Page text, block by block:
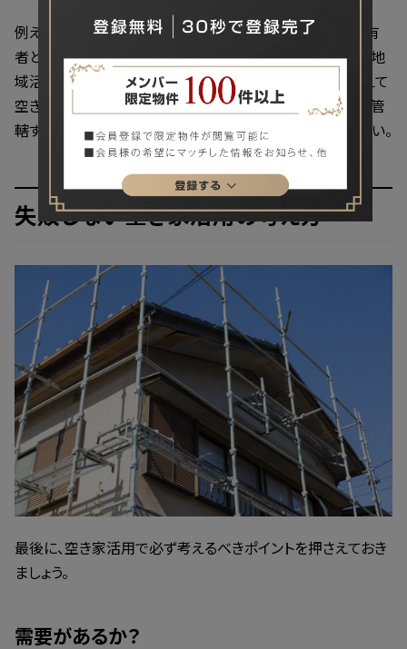
例えば東京都港区の「空家等利活用事業」は、空き家の所有
者と利用者をマッチングし、改修費用を補助する制度です。地
域活性化など建物の利用目的は限られますが、費用を抑えて
空き家を有効活用できるのは魅力的ですね。ぜひ空き家を管
轄する自治体の補助金やサポート制度を調べてみてください。
失敗しない空き家活用の考え方
最後に、空き家活用で必ず考えるべきポイントを押さえておき
ましょう。
需要があるか？